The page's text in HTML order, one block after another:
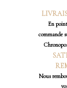
En
commande
Nous